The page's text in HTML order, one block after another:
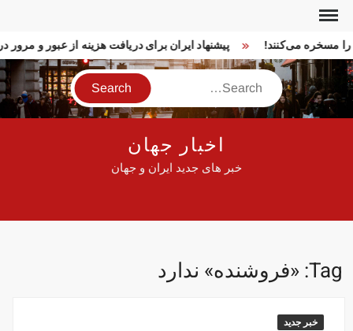
Skip
content
پیشنهاد ایران برای دریافت هزینه از عبور و را مسخره می‌کنند!
Search
اخبار جهان
خبر های جدید ایران و جهان
Tag: «فروشنده» ندارد
خبر جدید